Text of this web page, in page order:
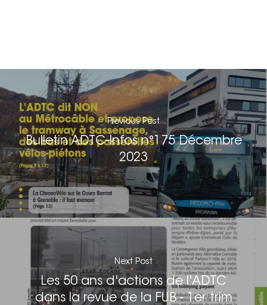
Previous Post
Bulletin ADTC-Infos n°175 Décembre
2023
Next Post
Les 50 ans d'actions de l'ADTC
dans la revue de la FUB - 1er trim
– TC
Nous signaler un
– VP